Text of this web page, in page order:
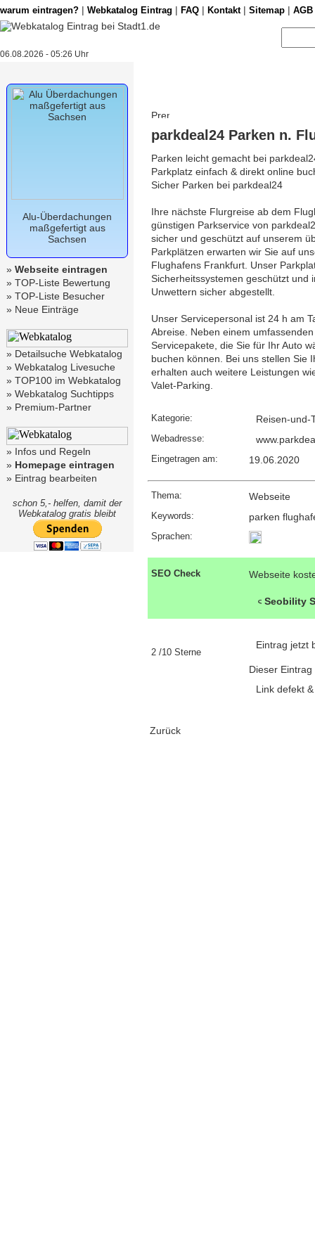
warum eintragen? | Webkatalog Eintrag | FAQ | Kontakt| Sitemap | AGB
06.08.2026 - 05:26 Uhr
Alu-Überdachungen
maßgefertigt aus
Sachsen
» Webseite eintragen
» TOP-Liste Bewertung
» TOP-Liste Besucher
» Neue Einträge
» Detailsuche Webkatalog
» Webkatalog Livesuche
» TOP100 im Webkatalog
» Webkatalog Suchtipps
» Premium-Partner
» Infos und Regeln
» Homepage eintragen
» Eintrag bearbeiten
schon 5,- helfen, damit der
Webkatalog gratis bleibt
parkdeal24 Parken n.
Parken leicht gemacht bei
Parkplatz einfach & direkt online
Sicher Parken bei parkdeal24
Ihre nächste Flurgreise ab dem
günstigen Parkservice von
sicher und geschützt auf unserem
Parkplätzen erwarten wir Sie auf
Flughafens Frankfurt. Unser
Sicherheitssystemen geschützt und
Unwettern sicher abgestellt.
Unser Servicepersonal ist 24 h am
Abreise. Neben einem
Servicepakete, die Sie für Ihr Auto
buchen können. Bei uns stellen Sie
erhalten auch weitere Leistungen
Valet-Parking.
Kategorie: Reisen-und-
Webadresse:
Eingetragen am: 19.06.2020
Thema: Webseite
Keywords: parken
Sprachen:
SEO Check Webseite
Seobility
2 /10 Sterne
Eintrag jetzt
Dieser
Link defekt
Zurück